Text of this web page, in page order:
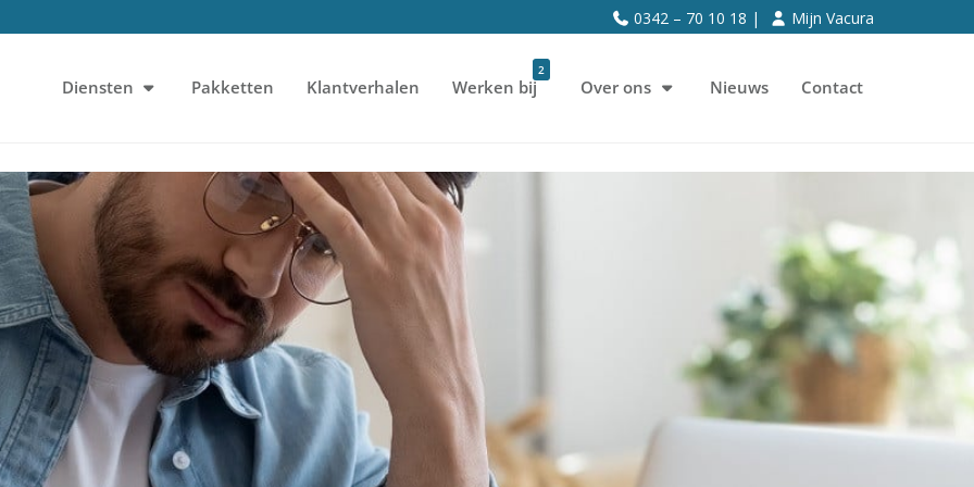
0342 – 70 10 18 | Mijn Vacura
Diensten Pakketten Klantverhalen Werken bij
2
Over ons Nieuws Contact